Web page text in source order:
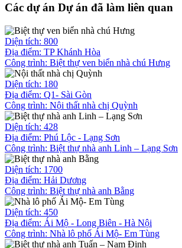
Các dự án Dự án đã làm liên quan
Diện tích: 800
Địa điểm: TP Khánh Hòa
Công trình: Biệt thự ven biển nhà chú Hưng
Diện tích: 180
Địa điểm: Q1- Sài Gòn
Công trình: Nội thất nhà chị Quỳnh
Diện tích: 428
Địa điểm: Phú Lộc - Lạng Sơn
Công trình: Biệt thự nhà anh Linh – Lạng Sơn
Diện tích: 1700
Địa điểm: Hải Dương
Công trình: Biệt thự nhà anh Bằng
Diện tích: 450
Địa điểm: Ái Mộ - Long Biên - Hà Nội
Công trình: Nhà lô phố Ái Mộ- Em Tùng